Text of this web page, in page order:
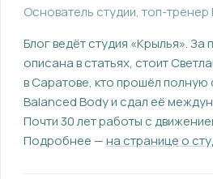
Основатель студии, топ-
Блог ведёт студия «Крылья». За
описана в статьях, стоит
в Саратове, кто прошёл
Balanced Body и сдал её
Почти 30 лет работы с
Подробнее —на странице о